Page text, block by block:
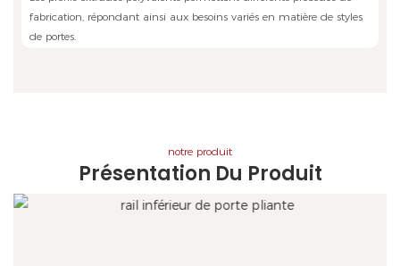
fabrication, répondant ainsi aux besoins variés en matière de styles
de portes.
notre produit
Présentation Du Produit